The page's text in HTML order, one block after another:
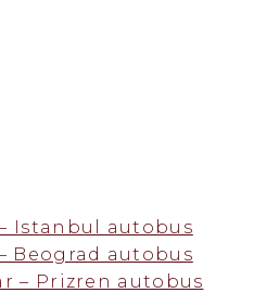
Istanbul autobus
Beograd autobus
– Prizren autobus